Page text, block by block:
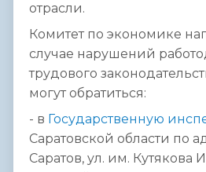
отрасли.
Комитет по экономике
случае нарушений
трудового
могут обратиться:
- в Государственную
Саратовской области по
Саратов, ул. им. Кутякова